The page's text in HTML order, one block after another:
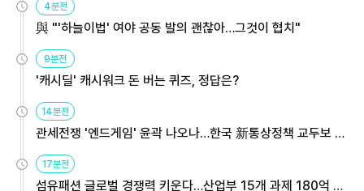
4분전
與 "'하늘이법' 여야 공동 발의 괜찮아…그것이 협치"
9분전
'캐시딜' 캐시워크 돈 버는 퀴즈, 정답은?
14분전
관세전쟁 '엔드게임' 윤곽 나오나…한국 新통상정책 교두보 활
용해야
17분전
섬유패션 글로벌 경쟁력 키운다…산업부 15개 과제 180억 지